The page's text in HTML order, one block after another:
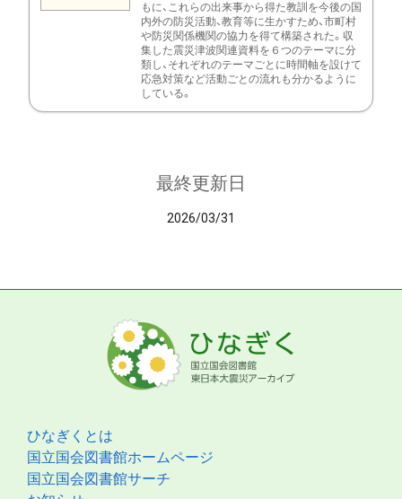
もに、これらの出来事から得た教訓を今後の国
内外の防災活動、教育等に生かすため、市町村
や防災関係機関の協力を得て構築された。収
集した震災津波関連資料を６つのテーマに分
類し、それぞれのテーマごとに時間軸を設けて
応急対策など活動ごとの流れも分かるように
している。
最終更新日
2026/03/31
ひなぎくとは
国立国会図書館ホームページ
国立国会図書館サーチ